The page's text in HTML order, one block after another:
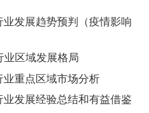
发展趋势预判（疫情影响
区域发展格局
重点区域市场分析
发展经验总结和有益借鉴